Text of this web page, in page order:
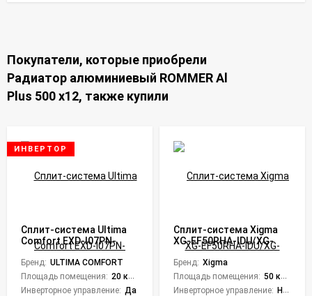
Покупатели, которые приобрели
Радиатор алюминиевый ROMMER Al
Plus 500 x12, также купили
ИНВЕРТОР
Сплит-система Ultima
Comfort EXD-I07PN-
IN/EXD-I07PN-OUT
Exceed Inverter
Бренд: ULTIMA COMFORT
Площадь помещения: 20 кв. м.
Инверторное управление: Да
Сплит-система Xigma
XG-EF50RHA-IDU/XG-
EF50RHA-ODU Extraforce
Бренд: Xigma
Площадь помещения: 50 кв. м.
Инверторное управление: Нет